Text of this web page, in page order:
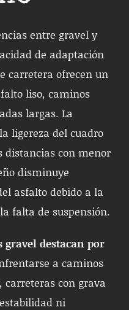
entre gravel y
de adaptación
carretera ofrecen un
liso, caminos
largas. La
ligereza del cuadro
distancias con menor
disminuye
asfalto debido a la
falta de suspensión.
gravel destacan por
a caminos
carreteras con grava
ni